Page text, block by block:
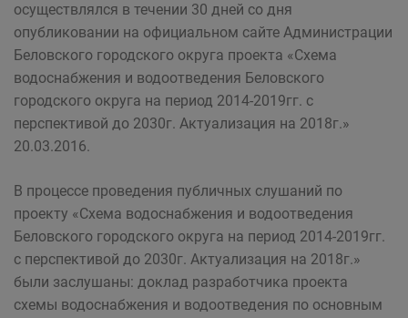
осуществлялся в течении 30 дней со дня
опубликовании на официальном сайте Администрации
Беловского городского округа проекта «Схема
водоснабжения и водоотведения Беловского
городского округа на период 2014-2019гг. с
перспективой до 2030г. Актуализация на 2018г.»
20.03.2016.
В процессе проведения публичных слушаний по
проекту «Схема водоснабжения и водоотведения
Беловского городского округа на период 2014-2019гг.
с перспективой до 2030г. Актуализация на 2018г.»
были заслушаны: доклад разработчика проекта
схемы водоснабжения и водоотведения по основным